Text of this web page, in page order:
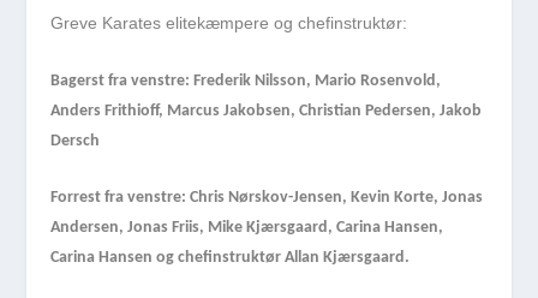
Greve Karates elitekæmpere og chefinstruktør:
Bagerst fra venstre: Frederik Nilsson, Mario Rosenvold,
Anders Frithioff, Marcus Jakobsen, Christian Pedersen, Jakob
Dersch
Forrest fra venstre: Chris Nørskov-Jensen, Kevin Korte, Jonas
Andersen, Jonas Friis, Mike Kjærsgaard, Carina Hansen,
Carina Hansen og chefinstruktør Allan Kjærsgaard.